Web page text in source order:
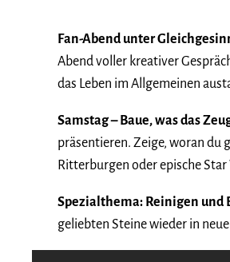
Fan-Abend unter
Abend voller kreativer
das Leben im Allgemeinen
Samstag – Baue, was das
präsentieren. Zeige, woran du
Ritterburgen oder epische
Spezialthema: Reinigen und
geliebten Steine wieder in